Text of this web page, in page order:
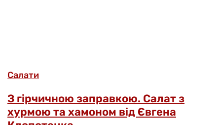
Салати
З гірчичною заправкою. Салат з
хурмою та хамоном від Євгена